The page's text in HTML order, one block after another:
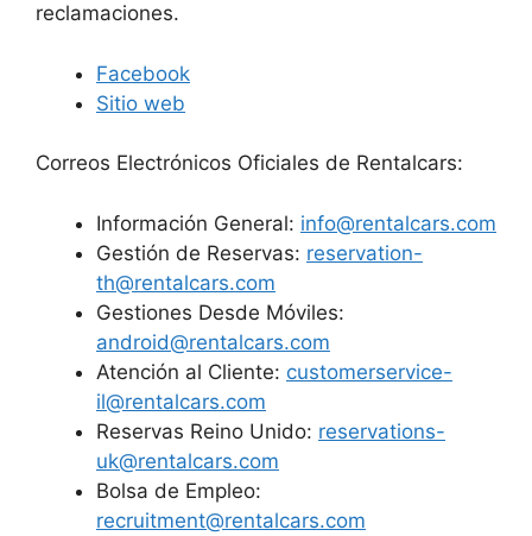
reclamaciones.
Facebook
Sitio web
Correos Electrónicos Oficiales de Rentalcars:
Información General: info@rentalcars.com
Gestión de Reservas: reservation-
th@rentalcars.com
Gestiones Desde Móviles:
android@rentalcars.com
Atención al Cliente: customerservice-
il@rentalcars.com
Reservas Reino Unido: reservations-
uk@rentalcars.com
Bolsa de Empleo:
recruitment@rentalcars.com